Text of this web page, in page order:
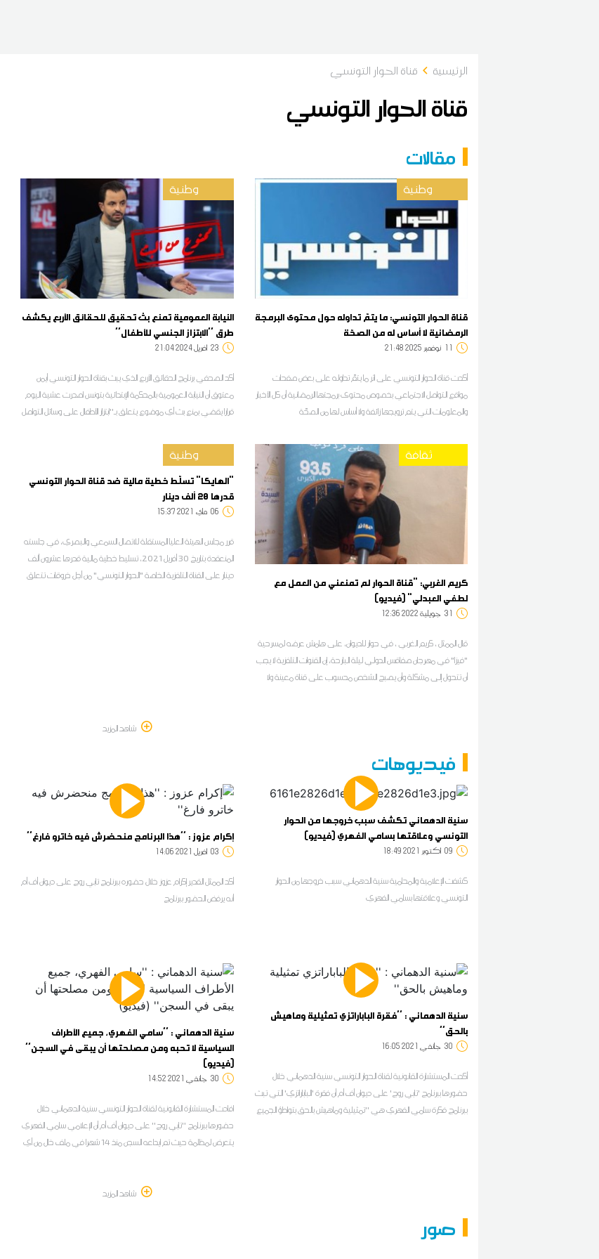
الرئيسية قناة الحوار التونسي
قناة الحوار التونسي
مقالات
وطنية
قناة الحوار التونسي: ما يتمّ تداوله حول محتوى البرمجة
الرمضانية لا أساس له من الصحّة
11 21:48 2025 نوفمبر
أكدت قناة الحوار التونسي على اثر ما يتمّ تداوله على بعض صفحات
مواقع التواصل الاجتماعي بخصوص محتوى برمجتها الرمضانية أن كل الأخبار
والمعلومات التي يتم ترويجها زائفة ولا أساس لها من الصحّة
وطنية
النيابة العمومية تمنع بث تحقيق للحقائق الأربع يكشف
طرق ''الابتزاز الجنسي للأطفال''
23 21:04 2024 أفريل
أكد الصحفي برنامج الحقائق الأربع الذي يبث بقناة الحوار التونسي أيمن
معتوق أن النيابة العمومية بالمحكمة الإبتدائية بتونس اصدرت عشية اليوم
قرارا يقضي بمنع بث أي موضوع يتعلق بـ''ابتزاز الأطفال على وسائل التواصل
ثقافة
كريم الغربي: "قناة الحوار لم تمنعني من العمل مع
لطفي العبدلي" (فيديو)
31 12:36 2022 جويلية
قال الممثل ، كريم الغربي ، في حوار للديوان، على هامش عرضه لمسرحية
"فيزا" في مهرجان صفاقس الدولي ليلة البارحة، إن القنوات التلفزية لا يجب
أن تتحول إلى مشكلة وأن يصبح الشخص محسوب على قناة معينة ولا
وطنية
"الهايكا" تسلّط خطية مالية ضد قناة الحوار التونسي
قدرها 20 ألف دينار
06 15:37 2021 ماي
قرر مجلس الهيئة العليا المستقلة للاتصال السمعي والبصري، في جلسته
المنعقدة بتاريخ 30 أفريل 2021، تسليط خطية مالية قدرها عشرون ألف
دينار على القناة التلفزية الخاصة "الحوار التونسي" من أجل خروقات تتعلق
شاهد المزيد
فيديوهات
سنية الدهماني تكشف سبب خروجها من الحوار
التونسي وعلاقتها بسامي الفهري (فيديو)
09 18:49 2021 أكتوبر
كشفت الإعلامية والمحامية سنية الدهماني سبب خروجها من الحوار
التونسي وعلاقتها بسامي الفهري
إكرام عزوز : ''هذا البرنامج منحضرش فيه خاترو فارغ''
03 14:06 2021 أفريل
أكد الممثل القدير إكرام عزوز خلال حضوره ببرنامج تابي روج على ديوان أف أم
أنه يرفض الحضور ببرنامج
سنية الدهماني : ''فقرة الباباراتزي تمثيلية وماهيش
بالحق''
30 16:05 2021 جانفي
أكدت المستشارة القانونية لقناة الحوار التونسي سنية الدهماني خلال
حضورها ببرنامج 'تابي روج' على ديوان أف أم أن فقرة 'الباباراتزي' التي تبث
ببرنامج فكرة سامي الفهري هي ''تمثيلية وماهيش بالحق بتواطؤ الجميع
سنية الدهماني : ''سامي الفهري، جميع الأطراف
السياسية لا تحبه ومن مصلحتها أن يبقى في السجن''
(فيديو)
30 14:52 2021 جانفي
افادت المستشارة القانونية لقناة الحوار التونسي سنية الدهماني خلال
حضورها ببرنامج ''تابي روج'' على ديوان أف أم أن الإعلامي سامي الفهري
يتعرض لمظلمة حيث تم ايداعه السجن منذ 14 شهرا في ملف خال من أي
شاهد المزيد
صور